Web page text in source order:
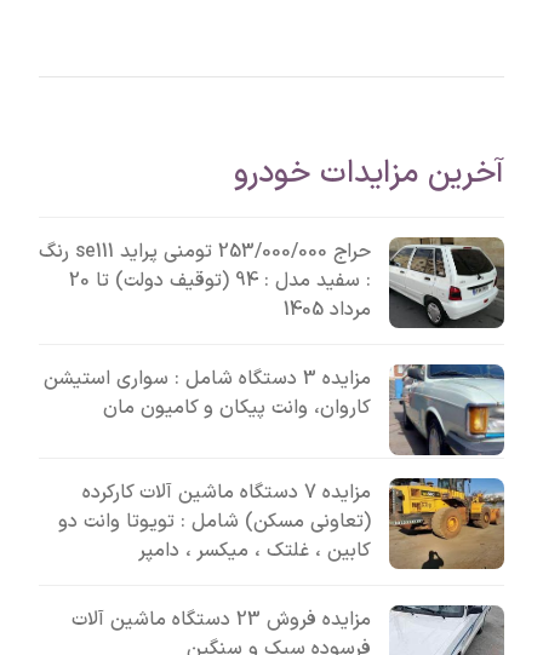
آخرین مزایدات خودرو
حراج 253/000/000 تومنی پراید se111 رنگ
: سفید مدل : 94 (توقیف دولت) تا 20
مرداد 1405
مزایده 3 دستگاه شامل : سواری استیشن
کاروان، وانت پیکان و کامیون مان
مزایده 7 دستگاه ماشین آلات کارکرده
(تعاونی مسکن) شامل : تویوتا وانت دو
کابین ، غلتک ، میکسر ، دامپر
مزایده فروش 23 دستگاه ماشین آلات
فرسوده سبک و سنگین